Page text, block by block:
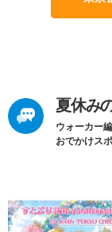
夏休み
ウォーカー
おでかけス